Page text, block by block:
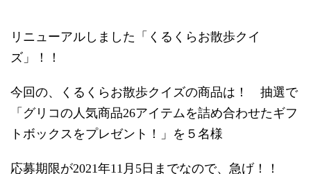
リニューアルしました「くるくらお散歩クイ
ズ」！！
今回の、くるくらお散歩クイズの商品は！ 抽選で
「グリコの人気商品26アイテムを詰め合わせたギフ
トボックスをプレゼント！」を５名様
応募期限が2021年11月5日までなので、急げ！！